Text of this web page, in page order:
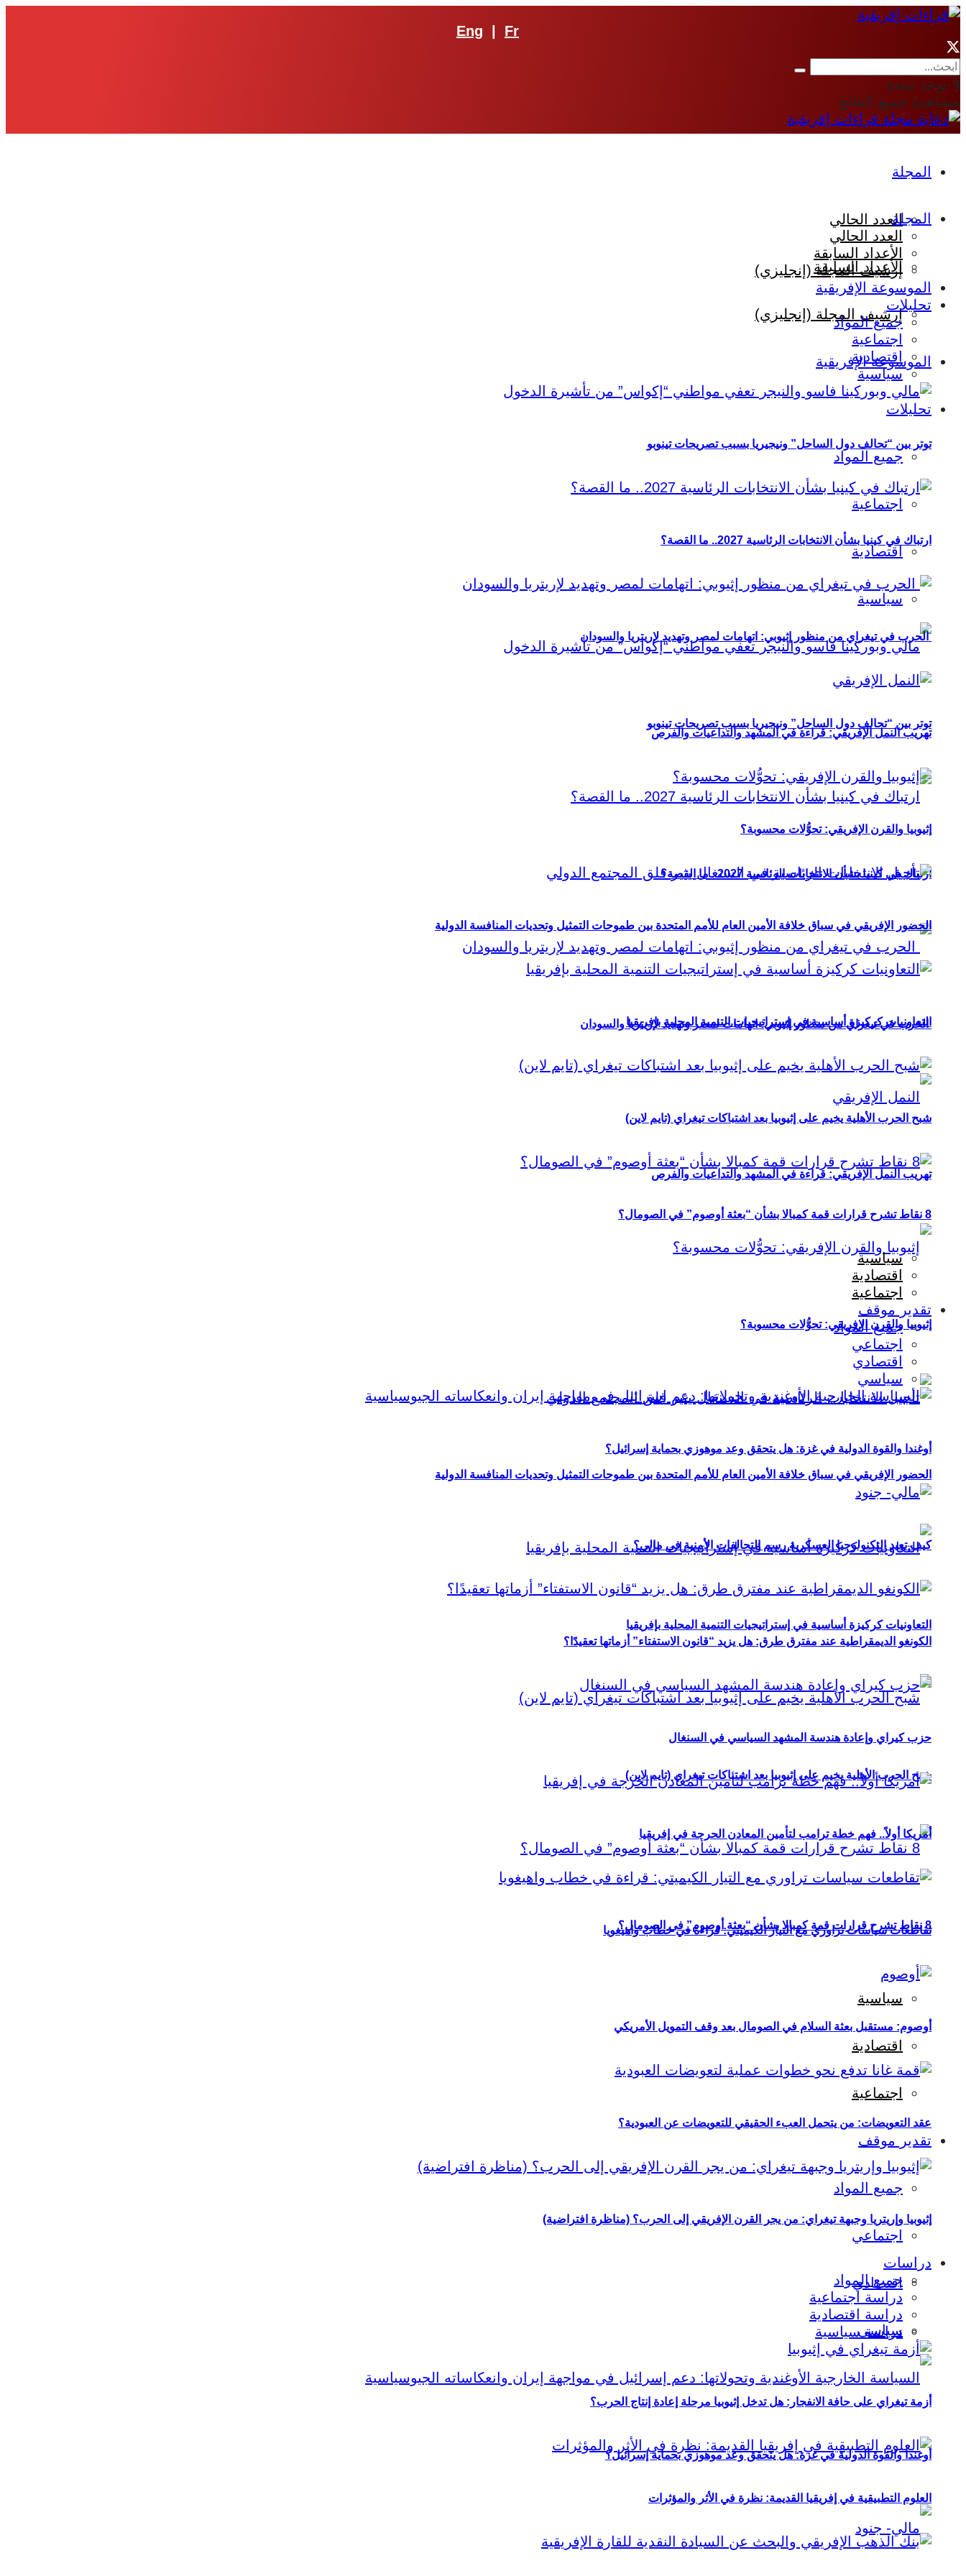
Eng Fr
لا توجد نتيجة
مشاهدة جميع النتائج
المجلة
العدد الحالي
الأعداد السابقة
إرشيف المجلة (إنجليزي)
الموسوعة الإفريقية
تحليلات
جميع المواد
اجتماعية
اقتصادية
سياسية
توتر بين “تحالف دول الساحل” ونيجيريا بسبب تصريحات تينوبو
ارتباك في كينيا بشأن الانتخابات الرئاسية 2027.. ما القصة؟
الحرب في تيغراي من منظور إثيوبي: اتهامات لمصر وتهديد لإريتريا والسودان
تهريب النمل الإفريقي: قراءة في المشهد والتداعيات والفرص
إثيوبيا والقرن الإفريقي: تحوُّلات محسوبة؟
الحضور الإفريقي في سباق خلافة الأمين العام للأمم المتحدة بين طموحات التمثيل وتحديات المنافسة الدولية
التعاونيات كركيزة أساسية في إستراتيجيات التنمية المحلية بإفريقيا
شبح الحرب الأهلية يخيم على إثيوبيا بعد اشتباكات تيغراي (تايم لاين)
8 نقاط تشرح قرارات قمة كمبالا بشأن “بعثة أوصوم” في الصومال؟
سياسية
اقتصادية
اجتماعية
تقدير موقف
جميع المواد
اجتماعي
اقتصادي
سياسي
أوغندا والقوة الدولية في غزة: هل يتحقق وعد موهوزي بحماية إسرائيل؟
المجلة
العدد الحالي
الأعداد السابقة
إرشيف المجلة (إنجليزي)
الموسوعة الإفريقية
تحليلات
جميع المواد
اجتماعية
اقتصادية
سياسية
توتر بين “تحالف دول الساحل” ونيجيريا بسبب تصريحات تينوبو
ارتباك في كينيا بشأن الانتخابات الرئاسية 2027.. ما القصة؟
الحرب في تيغراي من منظور إثيوبي: اتهامات لمصر وتهديد لإريتريا والسودان
تهريب النمل الإفريقي: قراءة في المشهد والتداعيات والفرص
إثيوبيا والقرن الإفريقي: تحوُّلات محسوبة؟
الحضور الإفريقي في سباق خلافة الأمين العام للأمم المتحدة بين طموحات التمثيل وتحديات المنافسة الدولية
التعاونيات كركيزة أساسية في إستراتيجيات التنمية المحلية بإفريقيا
شبح الحرب الأهلية يخيم على إثيوبيا بعد اشتباكات تيغراي (تايم لاين)
8 نقاط تشرح قرارات قمة كمبالا بشأن “بعثة أوصوم” في الصومال؟
سياسية
اقتصادية
اجتماعية
تقدير موقف
جميع المواد
اجتماعي
اقتصادي
سياسي
أوغندا والقوة الدولية في غزة: هل يتحقق وعد موهوزي بحماية إسرائيل؟
كيف تعيد التكنولوجيا العسكرية رسم التحالفات الأمنية في مالي؟
الكونغو الديمقراطية عند مفترق طرق: هل يزيد “قانون الاستفتاء” أزماتها تعقيدًا؟
حزب كيراي وإعادة هندسة المشهد السياسي في السنغال
أمريكا أولاً.. فهم خطة ترامب لتأمين المعادن الحرجة في إفريقيا
تقاطعات سياسات تراوري مع التيار الكيميتي: قراءة في خطاب واهيغويا
أوصوم: مستقبل بعثة السلام في الصومال بعد وقف التمويل الأمريكي
عقد التعويضات: من يتحمل العبء الحقيقي للتعويضات عن العبودية؟
إثيوبيا وإريتريا وجبهة تيغراي: من يجر القرن الإفريقي إلى الحرب؟ (مناظرة افتراضية)
دراسات
جميع المواد
دراسة اجتماعية
دراسة اقتصادية
دراسة سياسية
أزمة تيغراي على حافة الانفجار: هل تدخل إثيوبيا مرحلة إعادة إنتاج الحرب؟
العلوم التطبيقية في إفريقيا القديمة: نظرة في الأثر والمؤثرات